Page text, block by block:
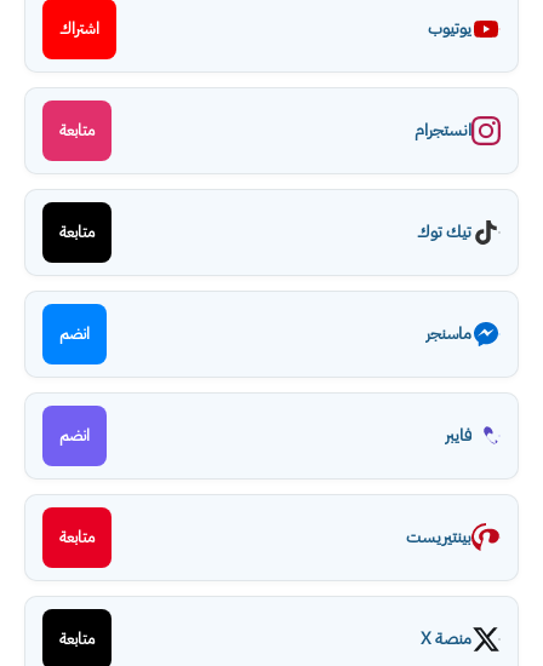
يوتيوب اشتراك
انستجرام متابعة
تيك توك متابعة
ماسنجر انضم
فايبر انضم
بينتيريست متابعة
منصة X متابعة